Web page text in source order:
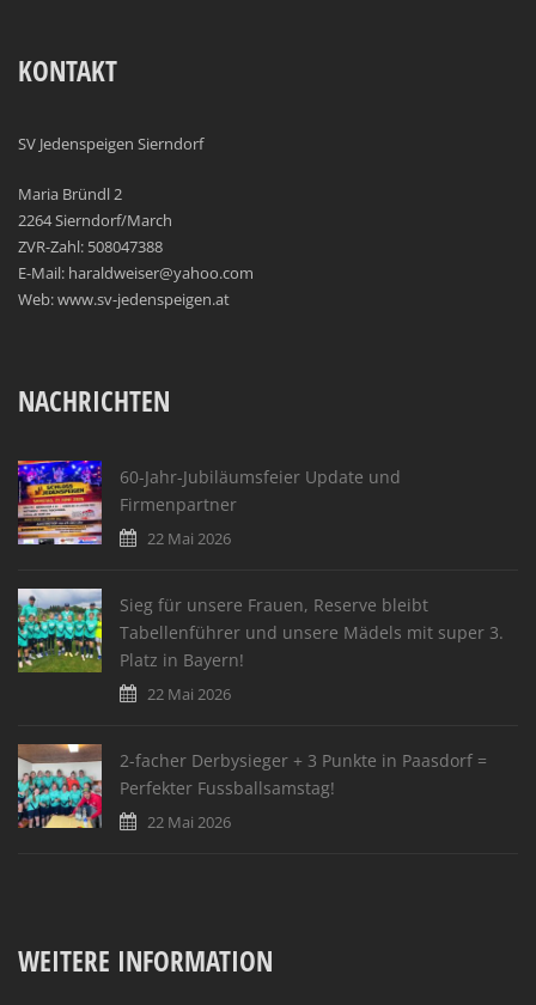
KONTAKT
SV Jedenspeigen Sierndorf
Maria Bründl 2
2264 Sierndorf/March
ZVR-Zahl: 508047388
E-Mail: haraldweiser@yahoo.com
Web: www.sv-jedenspeigen.at
NACHRICHTEN
60-Jahr-Jubiläumsfeier Update und
Firmenpartner
22 Mai 2026
Sieg für unsere Frauen, Reserve bleibt
Tabellenführer und unsere Mädels mit super 3.
Platz in Bayern!
22 Mai 2026
2-facher Derbysieger + 3 Punkte in Paasdorf =
Perfekter Fussballsamstag!
22 Mai 2026
WEITERE INFORMATION